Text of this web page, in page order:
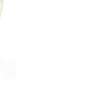
Previous